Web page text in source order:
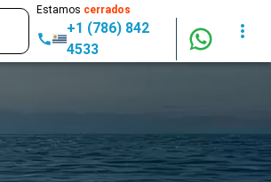
Estamos cerrados
+1 (786) 842
4533